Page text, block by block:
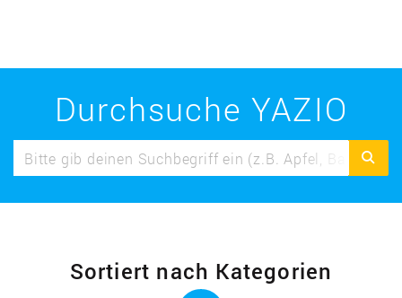
Durchsuche YAZIO
Sortiert nach Kategorien